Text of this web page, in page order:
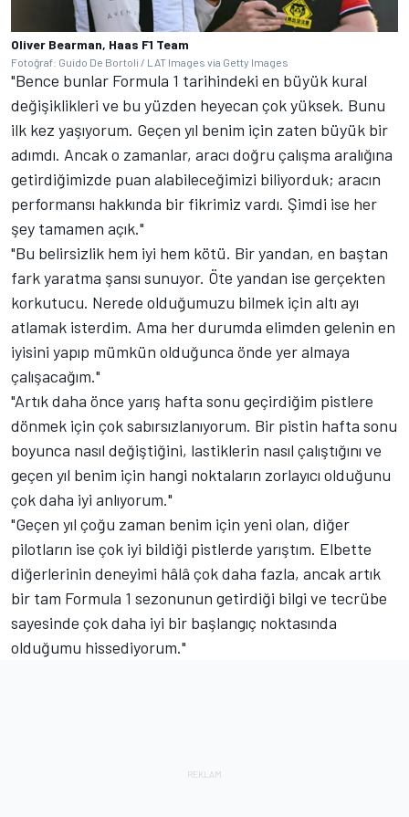
Oliver Bearman, Haas F1 Team
Fotoğraf: Guido De Bortoli / LAT Images via Getty Images
"Bence bunlar Formula 1 tarihindeki en büyük kural
değişiklikleri ve bu yüzden heyecan çok yüksek. Bunu
ilk kez yaşıyorum. Geçen yıl benim için zaten büyük bir
adımdı. Ancak o zamanlar, aracı doğru çalışma aralığına
getirdiğimizde puan alabileceğimizi biliyorduk; aracın
performansı hakkında bir fikrimiz vardı. Şimdi ise her
şey tamamen açık."
"Bu belirsizlik hem iyi hem kötü. Bir yandan, en baştan
fark yaratma şansı sunuyor. Öte yandan ise gerçekten
korkutucu. Nerede olduğumuzu bilmek için altı ayı
atlamak isterdim. Ama her durumda elimden gelenin en
iyisini yapıp mümkün olduğunca önde yer almaya
çalışacağım."
"Artık daha önce yarış hafta sonu geçirdiğim pistlere
dönmek için çok sabırsızlanıyorum. Bir pistin hafta sonu
boyunca nasıl değiştiğini, lastiklerin nasıl çalıştığını ve
geçen yıl benim için hangi noktaların zorlayıcı olduğunu
çok daha iyi anlıyorum."
"Geçen yıl çoğu zaman benim için yeni olan, diğer
pilotların ise çok iyi bildiği pistlerde yarıştım. Elbette
diğerlerinin deneyimi hâlâ çok daha fazla, ancak artık
bir tam Formula 1 sezonunun getirdiği bilgi ve tecrübe
sayesinde çok daha iyi bir başlangıç noktasında
olduğumu hissediyorum."